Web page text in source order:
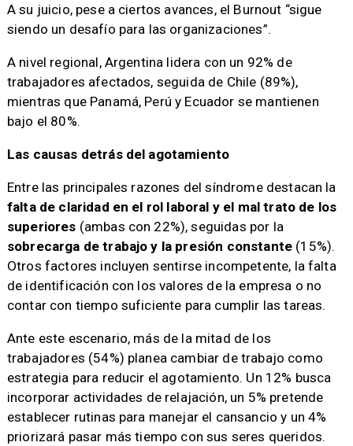
A su juicio, pese a ciertos avances, el Burnout “sigue
siendo un desafío para las organizaciones”.
A nivel regional, Argentina lidera con un 92% de
trabajadores afectados, seguida de Chile (89%),
mientras que Panamá, Perú y Ecuador se mantienen
bajo el 80%.
Las causas detrás del agotamiento
Entre las principales razones del síndrome destacan la
falta de claridad en el rol laboral y el mal trato de los
superiores (ambas con 22%), seguidas por la
sobrecarga de trabajo y la presión constante (15%).
Otros factores incluyen sentirse incompetente, la falta
de identificación con los valores de la empresa o no
contar con tiempo suficiente para cumplir las tareas.
Ante este escenario, más de la mitad de los
trabajadores (54%) planea cambiar de trabajo como
estrategia para reducir el agotamiento. Un 12% busca
incorporar actividades de relajación, un 5% pretende
establecer rutinas para manejar el cansancio y un 4%
priorizará pasar más tiempo con sus seres queridos.